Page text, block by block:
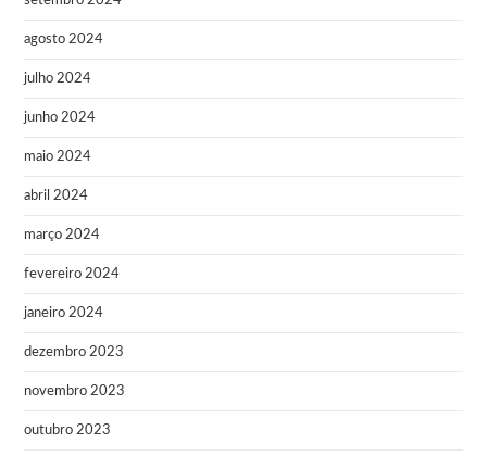
agosto 2024
julho 2024
junho 2024
maio 2024
abril 2024
março 2024
fevereiro 2024
janeiro 2024
dezembro 2023
novembro 2023
outubro 2023